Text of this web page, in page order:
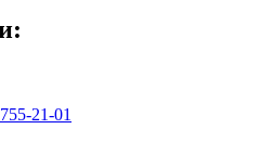
21-01